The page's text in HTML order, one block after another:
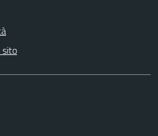
sito